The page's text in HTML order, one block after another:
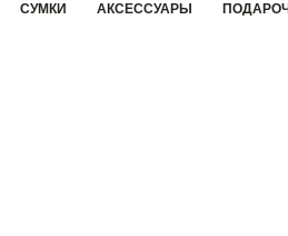
СУМКИ АКСЕССУАРЫ